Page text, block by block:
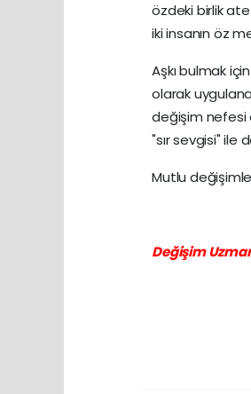
özdeki birlik
iki insanın öz
Aşkı bulmak
olarak
değişim nefesi
"sır sevgisi" ile
Mutlu
Değişim